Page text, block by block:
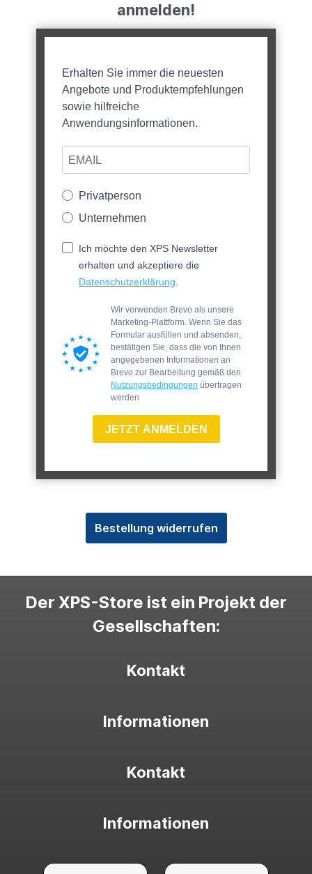
anmelden!
Erhalten Sie immer die neuesten
Angebote und Produktempfehlungen
sowie hilfreiche
Anwendungsinformationen.
Privatperson
Unternehmen
Ich möchte den XPS Newsletter
erhalten und akzeptiere die
Datenschutzerklärung.
Wir verwenden Brevo als unsere
Marketing-Plattform. Wenn Sie das
Formular ausfüllen und absenden,
bestätigen Sie, dass die von Ihnen
angegebenen Informationen an
Brevo zur Bearbeitung gemäß den
Nutzungsbedingungen übertragen
werden
JETZT ANMELDEN
Bestellung widerrufen
Der XPS-Store ist ein Projekt der
Gesellschaften:
Kontakt
Informationen
Kontakt
Informationen